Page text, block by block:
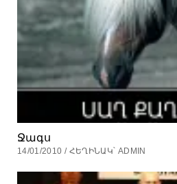
Ջագս
14/01/2010 / ՀԵՂԻՆԱԿ՝ ADMIN